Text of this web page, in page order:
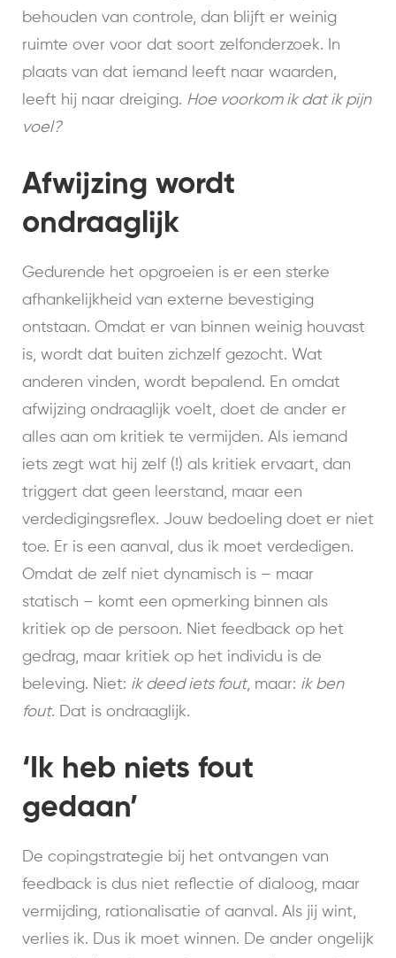
behouden van controle, dan blijft er weinig
ruimte over voor dat soort zelfonderzoek. In
plaats van dat iemand leeft naar waarden,
leeft hij naar dreiging. Hoe voorkom ik dat ik pijn
voel?
Afwijzing wordt
ondraaglijk
Gedurende het opgroeien is er een sterke
afhankelijkheid van externe bevestiging
ontstaan. Omdat er van binnen weinig houvast
is, wordt dat buiten zichzelf gezocht. Wat
anderen vinden, wordt bepalend. En omdat
afwijzing ondraaglijk voelt, doet de ander er
alles aan om kritiek te vermijden. Als iemand
iets zegt wat hij zelf (!) als kritiek ervaart, dan
triggert dat geen leerstand, maar een
verdedigingsreflex. Jouw bedoeling doet er niet
toe. Er is een aanval, dus ik moet verdedigen.
Omdat de zelf niet dynamisch is – maar
statisch – komt een opmerking binnen als
kritiek op de persoon. Niet feedback op het
gedrag, maar kritiek op het individu is de
beleving. Niet: ik deed iets fout, maar: ik ben
fout. Dat is ondraaglijk.
‘Ik heb niets fout
gedaan’
De copingstrategie bij het ontvangen van
feedback is dus niet reflectie of dialoog, maar
vermijding, rationalisatie of aanval. Als jij wint,
verlies ik. Dus ik moet winnen. De ander ongelijk